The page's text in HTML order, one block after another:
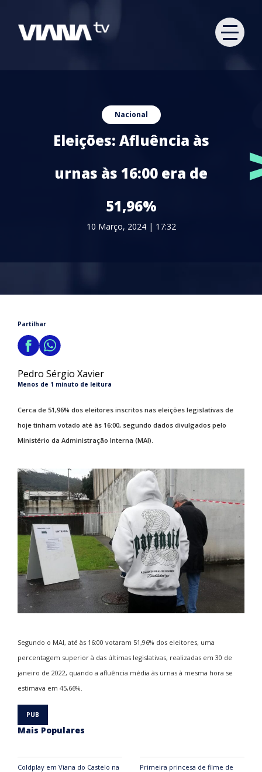
Nacional
Eleições: Afluência às
urnas às 16:00 era de
51,96%
10 Março, 2024 | 17:32
Partilhar
Pedro Sérgio Xavier
Menos de 1 minuto de leitura
Cerca de 51,96% dos eleitores inscritos nas eleições legislativas de
hoje tinham votado até às 16:00, segundo dados divulgados pelo
Ministério da Administração Interna (MAI).
Segundo o MAI, até às 16:00 votaram 51,96% dos eleitores, uma
percentagem superior à das últimas legislativas, realizadas em 30 de
janeiro de 2022, quando a afluência média às urnas à mesma hora se
estimava em 45,66%.
Mais Populares
Coldplay em Viana do Castelo na
Primeira princesa de filme de